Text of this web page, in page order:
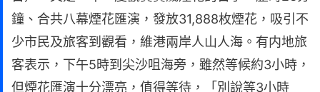
鐘、合共八幕煙花匯演，發放31,888枚煙花，吸引不
少市民及旅客到觀看，維港兩岸人山人海。有内地旅
客表示，下午5時到尖沙咀海旁，雖然等候約3小時，
但煙花匯演十分漂亮，值得等待，「別說等3小時